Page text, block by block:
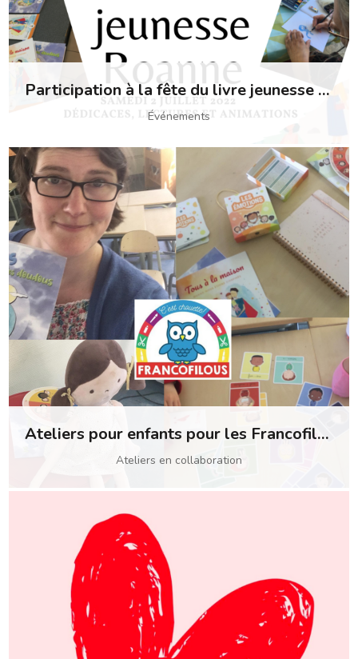
Participation à la fête du livre jeunesse à Roanne
Événements
Ateliers pour enfants pour les Francofilous
Ateliers en collaboration